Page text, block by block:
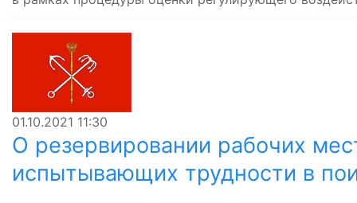
01.10.2021 11:30
О резервировании рабочих
испытывающих трудности в